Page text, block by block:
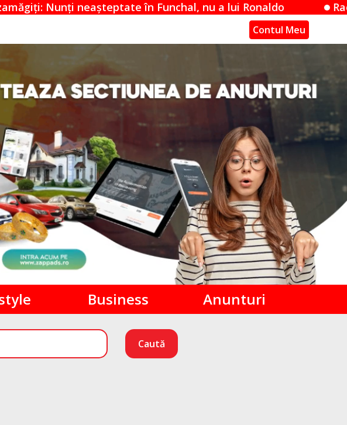
în Funchal, nu a lui Ronaldo Raed Arafat
Contul Meu
Business Anunturi
Caută